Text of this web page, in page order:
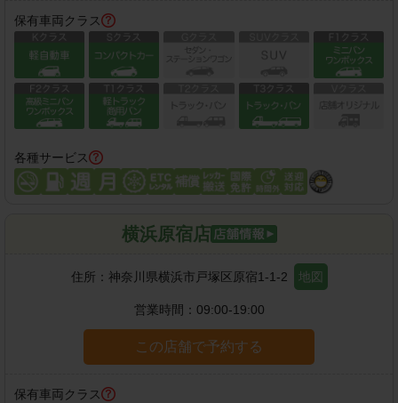
保有車両クラス
各種サービス
横浜原宿店
住所： 神奈川県横浜市戸塚区原宿1-1-2 地図
営業時間： 09:00-19:00
この店舗で予約する
保有車両クラス